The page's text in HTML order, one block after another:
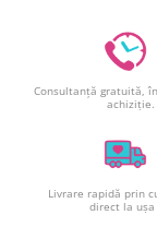
Puzzele mecanic
PETRECERI &
Paie colorate
Cutii marturii
Articole party
Toppere prajituri
Consultanță gratuită,
achiziție.
Livrare rapidă prin
direct la ușa